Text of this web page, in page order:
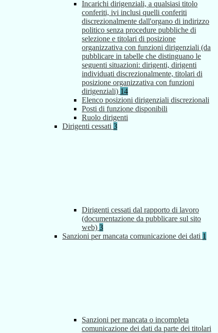
Incarichi dirigenziali, a qualsiasi titolo
conferiti, ivi inclusi quelli conferiti
discrezionalmente dall'organo di indirizzo
politico senza procedure pubbliche di
selezione e titolari di posizione
organizzativa con funzioni dirigenziali (da
pubblicare in tabelle che distinguano le
seguenti situazioni: dirigenti, dirigenti
individuati discrezionalmente, titolari di
posizione organizzativa con funzioni
dirigenziali) 14
Elenco posizioni dirigenziali discrezionali
Posti di funzione disponibili
Ruolo dirigenti
Dirigenti cessati 3
Dirigenti cessati dal rapporto di lavoro
(documentazione da pubblicare sul sito
web) 3
Sanzioni per mancata comunicazione dei dati 1
Sanzioni per mancata o incompleta
comunicazione dei dati da parte dei titolari